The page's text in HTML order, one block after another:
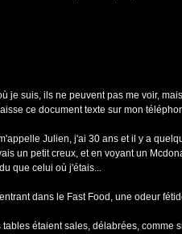
je suis, ils ne peuvent pas me voir,
ce document texte sur mon
Julien, j'ai 30 ans et il y a
un petit creux, et en voyant un
que celui où j'étais...
dans le Fast Food, une odeur
tables étaient sales, délabrées, comme